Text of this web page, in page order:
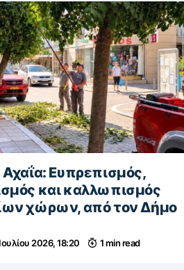
Αχαΐα: Ευπρεπισμός,
και καλλωπισμός
χώρων, από τον Δήμο
2026, 18:20 1 min read